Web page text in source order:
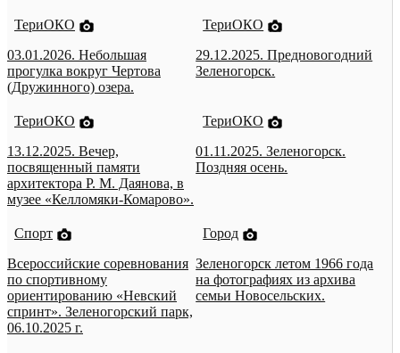
ТериОКО
03.01.2026. Небольшая
прогулка вокруг Чертова
(Дружинного) озера.
ТериОКО
29.12.2025. Предновогодний
Зеленогорск.
ТериОКО
13.12.2025. Вечер,
посвященный памяти
архитектора Р. М. Даянова, в
музее «Келломяки-Комарово».
ТериОКО
01.11.2025. Зеленогорск.
Поздняя осень.
Спорт
Всероссийские соревнования
по спортивному
ориентированию «Невский
спринт». Зеленогорский парк,
06.10.2025 г.
Город
Зеленогорск летом 1966 года
на фотографиях из архива
семьи Новосельских.